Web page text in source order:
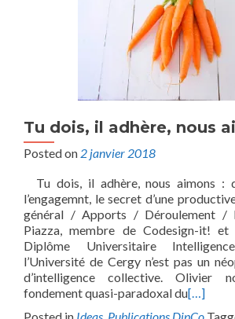
Tu dois, il adhère, nous
Posted on 2 janvier 2018
Tu dois, il adhère, nous aimons :
l’engagemnt, le secret d’une
général / Apports / Déroulement /
Piazza, membre de Codesign-it!
Diplôme Universitaire
l’Université de Cergy n’est pas un
d’intelligence collective. Olivier
fondement quasi-paradoxal du[…]